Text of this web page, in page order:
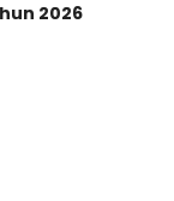
2026